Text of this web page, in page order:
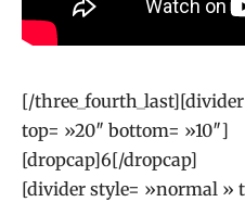
[/
top= »20″ bottom= »10″]
[dropcap]6[/dropcap]
[divider style= »normal »